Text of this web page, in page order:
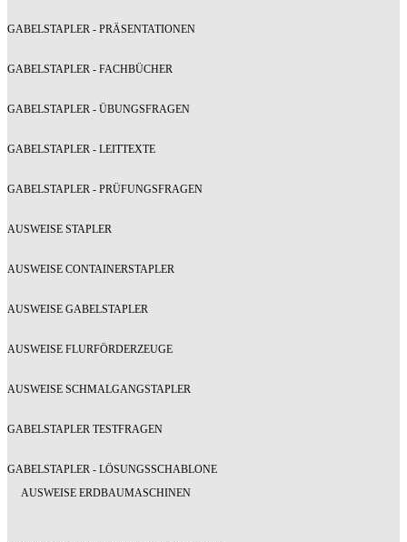
GABELSTAPLER - PRÄSENTATIONEN
GABELSTAPLER - FACHBÜCHER
GABELSTAPLER - ÜBUNGSFRAGEN
GABELSTAPLER - LEITTEXTE
GABELSTAPLER - PRÜFUNGSFRAGEN
AUSWEISE STAPLER
AUSWEISE CONTAINERSTAPLER
AUSWEISE GABELSTAPLER
AUSWEISE FLURFÖRDERZEUGE
AUSWEISE SCHMALGANGSTAPLER
GABELSTAPLER TESTFRAGEN
GABELSTAPLER - LÖSUNGSSCHABLONE
AUSWEISE ERDBAUMASCHINEN